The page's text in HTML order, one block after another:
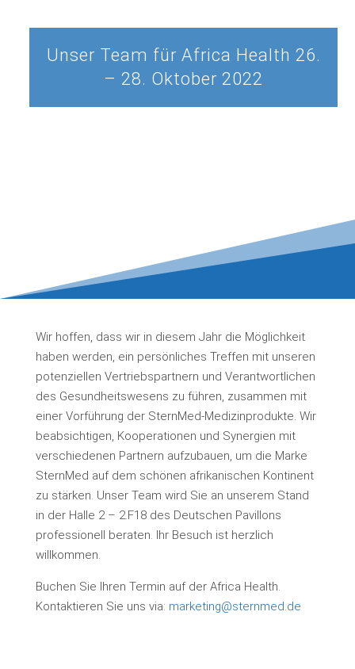
Unser Team für Africa Health 26.
– 28. Oktober 2022
Wir hoffen, dass wir in diesem Jahr die Möglichkeit
haben werden, ein persönliches Treffen mit unseren
potenziellen Vertriebspartnern und Verantwortlichen
des Gesundheitswesens zu führen, zusammen mit
einer Vorführung der SternMed-Medizinprodukte. Wir
beabsichtigen, Kooperationen und Synergien mit
verschiedenen Partnern aufzubauen, um die Marke
SternMed auf dem schönen afrikanischen Kontinent
zu stärken. Unser Team wird Sie an unserem Stand
in der Halle 2 – 2.F18 des Deutschen Pavillons
professionell beraten. Ihr Besuch ist herzlich
willkommen.
Buchen Sie Ihren Termin auf der Africa Health.
Kontaktieren Sie uns via: marketing@sternmed.de